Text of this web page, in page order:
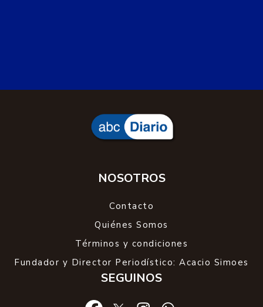
NOSOTROS
Contacto
Quiénes Somos
Términos y condiciones
Fundador y Director Periodístico: Acacio Simoes
SEGUINOS